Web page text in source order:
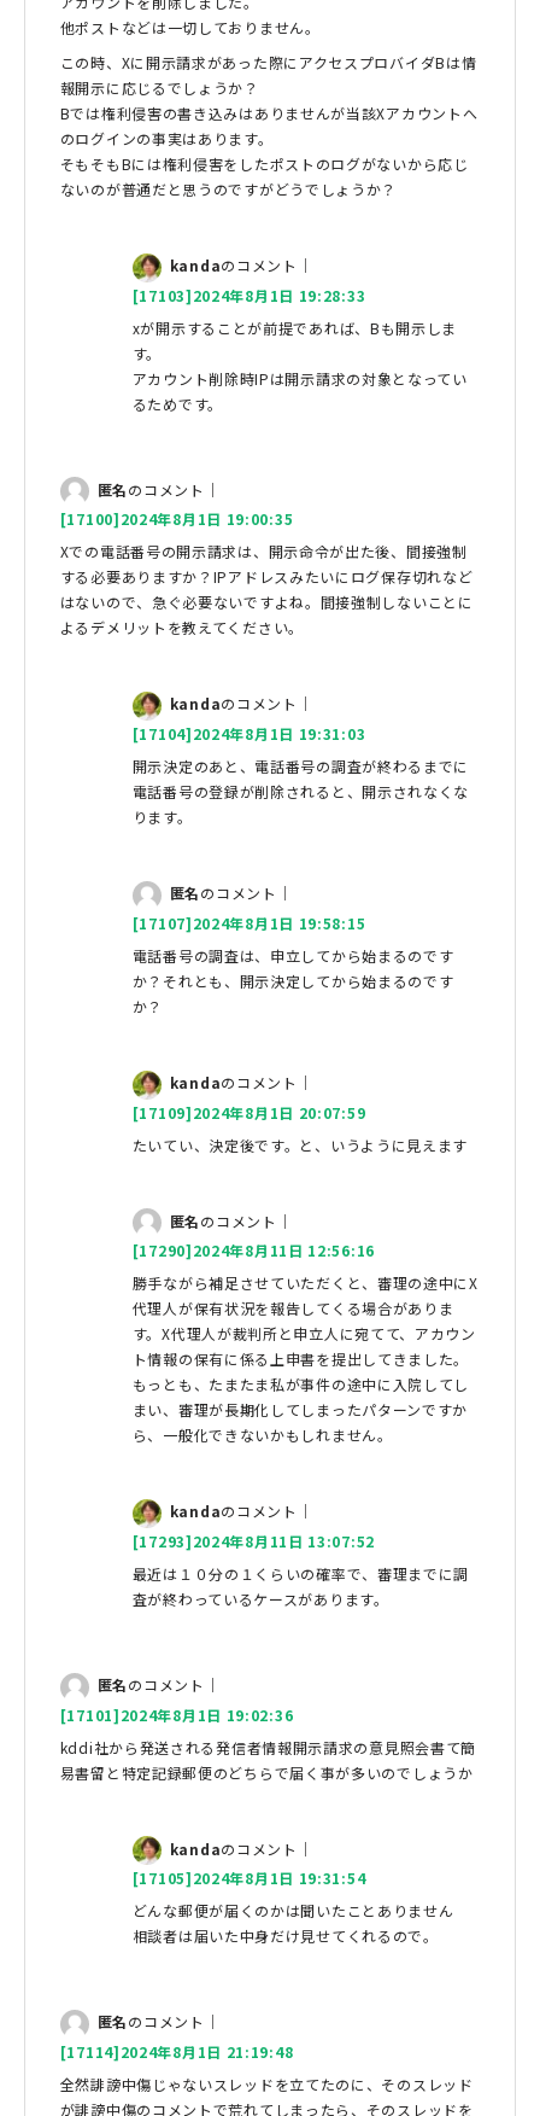
他ポストなどは一切しておりません。
この時、Xに開示請求があった際にアクセスプロバイダBは情
報開示に応じるでしょうか？
Bでは権利侵害の書き込みはありませんが当該Xアカウントへ
のログインの事実はあります。
そもそもBには権利侵害をしたポストのログがないから応じ
ないのが普通だと思うのですがどうでしょうか？
kandaのコメント｜
[17103]2024年8月1日 19:28:33
xが開示することが前提であれば、Bも開示しま
す。
アカウント削除時IPは開示請求の対象となってい
るためです。
匿名のコメント｜
[17100]2024年8月1日 19:00:35
Xでの電話番号の開示請求は、開示命令が出た後、間接強制
する必要ありますか？IPアドレスみたいにログ保存切れなど
はないので、急ぐ必要ないですよね。間接強制しないことに
よるデメリットを教えてください。
kandaのコメント｜
[17104]2024年8月1日 19:31:03
開示決定のあと、電話番号の調査が終わるまでに
電話番号の登録が削除されると、開示されなくな
ります。
匿名のコメント｜
[17107]2024年8月1日 19:58:15
電話番号の調査は、申立してから始まるのです
か？それとも、開示決定してから始まるのです
か？
kandaのコメント｜
[17109]2024年8月1日 20:07:59
たいてい、決定後です。と、いうように見えます
匿名のコメント｜
[17290]2024年8月11日 12:56:16
勝手ながら補足させていただくと、審理の途中にX
代理人が保有状況を報告してくる場合がありま
す。X代理人が裁判所と申立人に宛てて、アカウン
ト情報の保有に係る上申書を提出してきました。
もっとも、たまたま私が事件の途中に入院してし
まい、審理が長期化してしまったパターンですか
ら、一般化できないかもしれません。
kandaのコメント｜
[17293]2024年8月11日 13:07:52
最近は１０分の１くらいの確率で、審理までに調
査が終わっているケースがあります。
匿名のコメント｜
[17101]2024年8月1日 19:02:36
kddi社から発送される発信者情報開示請求の意見照会書て簡
易書留と特定記録郵便のどちらで届く事が多いのでしょうか
kandaのコメント｜
[17105]2024年8月1日 19:31:54
どんな郵便が届くのかは聞いたことありません
相談者は届いた中身だけ見せてくれるので。
匿名のコメント｜
[17114]2024年8月1日 21:19:48
全然誹謗中傷じゃないスレッドを立てたのに、そのスレッド
が誹謗中傷のコメントで荒れてしまったら、そのスレッドを